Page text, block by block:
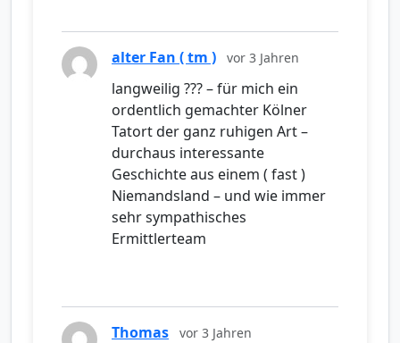
alter Fan ( tm ) vor 3 Jahren
langweilig ??? – für mich ein
ordentlich gemachter Kölner
Tatort der ganz ruhigen Art –
durchaus interessante
Geschichte aus einem ( fast )
Niemandsland – und wie immer
sehr sympathisches
Ermittlerteam
Thomas vor 3 Jahren